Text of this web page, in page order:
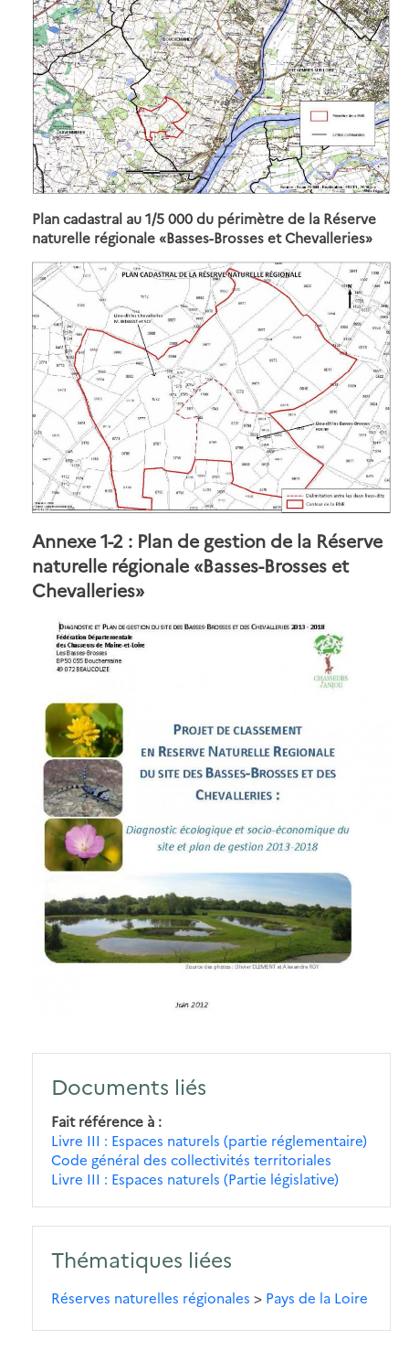
Plan cadastral au 1/5 000 du périmètre de la Réserve
naturelle régionale «Basses-Brosses et Chevalleries»
Annexe 1-2 : Plan de gestion de la Réserve
naturelle régionale «Basses-Brosses et
Chevalleries»
Documents liés
Fait référence à
Livre III : Espaces naturels (partie réglementaire)
Code général des collectivités territoriales
Livre III : Espaces naturels (Partie législative)
Thématiques liées
Réserves naturelles régionales > Pays de la Loire